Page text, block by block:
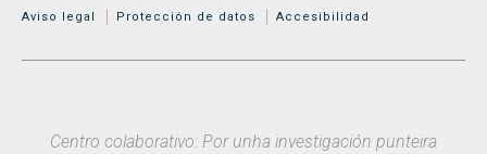
MENÚ ADICIONAL
Aviso legal Protección de datos Accesibilidad
Centro colaborativo: Por unha investigación punteira